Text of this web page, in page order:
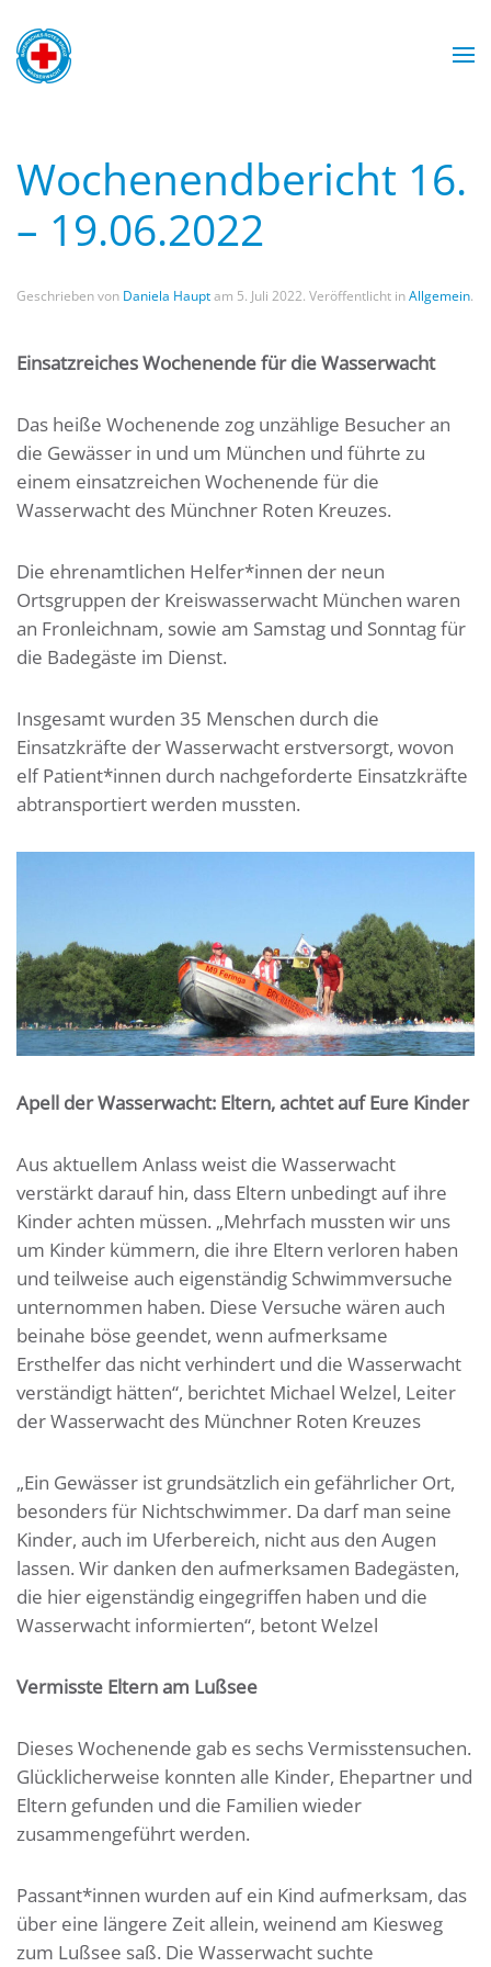
Zum Hauptinhalt springen
Mit Sicherheit am Wasser
MÜNCHEN
Wochenendbericht 16.
– 19.06.2022
Geschrieben von Daniela Hauptam 5. Juli 2022. Veröffentlicht inAllgemein.
Einsatzreiches Wochenende für die Wasserwacht
Das heiße Wochenende zog unzählige Besucher an
die Gewässer in und um München und führte zu
einem einsatzreichen Wochenende für die
Wasserwacht des Münchner Roten Kreuzes.
Die ehrenamtlichen Helfer*innen der neun
Ortsgruppen der Kreiswasserwacht München waren
an Fronleichnam, sowie am Samstag und Sonntag für
die Badegäste im Dienst.
Insgesamt wurden 35 Menschen durch die
Einsatzkräfte der Wasserwacht erstversorgt, wovon
elf Patient*innen durch nachgeforderte Einsatzkräfte
abtransportiert werden mussten.
Apell der Wasserwacht: Eltern, achtet auf Eure Kinder
Aus aktuellem Anlass weist die Wasserwacht
verstärkt darauf hin, dass Eltern unbedingt auf ihre
Kinder achten müssen. „Mehrfach mussten wir uns
um Kinder kümmern, die ihre Eltern verloren haben
und teilweise auch eigenständig Schwimmversuche
unternommen haben. Diese Versuche wären auch
beinahe böse geendet, wenn aufmerksame
Ersthelfer das nicht verhindert und die Wasserwacht
verständigt hätten“, berichtet Michael Welzel, Leiter
der Wasserwacht des Münchner Roten Kreuzes
„Ein Gewässer ist grundsätzlich ein gefährlicher Ort,
besonders für Nichtschwimmer. Da darf man seine
Kinder, auch im Uferbereich, nicht aus den Augen
lassen. Wir danken den aufmerksamen Badegästen,
die hier eigenständig eingegriffen haben und die
Wasserwacht informierten“, betont Welzel
Vermisste Eltern am Lußsee
Dieses Wochenende gab es sechs Vermisstensuchen.
Glücklicherweise konnten alle Kinder, Ehepartner und
Eltern gefunden und die Familien wieder
zusammengeführt werden.
Passant*innen wurden auf ein Kind aufmerksam, das
über eine längere Zeit allein, weinend am Kiesweg
zum Lußsee saß. Die Wasserwacht suchte